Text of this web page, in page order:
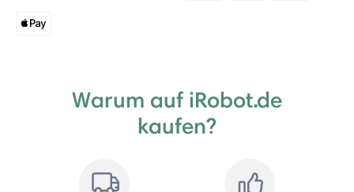
Warum auf iRobot.de
kaufen?